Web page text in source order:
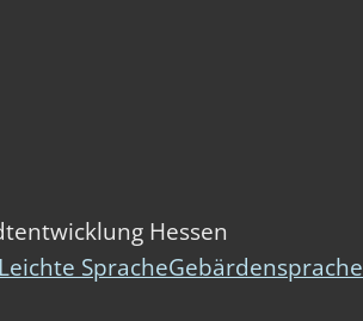
Hessen
Leichte SpracheGebärdensprache